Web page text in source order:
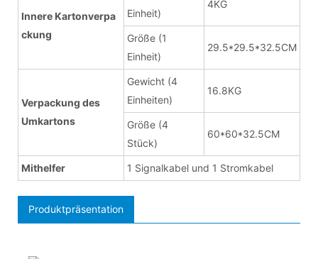
Innere Kartonverpa
ckung
Einheit)
4KG
Größe (1
Einheit)
29.5*29.5*32.5CM
Verpackung des
Umkartons
Gewicht (4
Einheiten)
16.8KG
Größe (4
Stück)
60*60*32.5CM
Mithelfer 1 Signalkabel und 1 Stromkabel
Produktpräsentation